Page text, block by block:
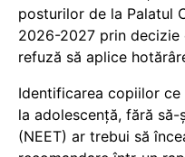
posturilor de la Palatul
2026-2027 prin decizie
refuză să aplice
Identificarea copiilor ce
la adolescență, fără
(NEET) ar trebui să